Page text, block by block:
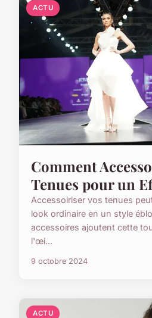
ACTU
Comment
Tenues pour un
Accessoiriser vos tenues
look ordinaire en un style
accessoires ajoutent cette
l'œi...
9 octobre 2024
ACTU